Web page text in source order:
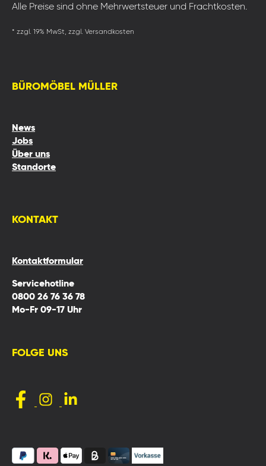
Alle Preise sind ohne Mehrwertsteuer und Frachtkosten.
* zzgl. 19% MwSt, zzgl. Versandkosten
BÜROMÖBEL MÜLLER
News
Jobs
Über uns
Standorte
KONTAKT
Kontaktformular
Servicehotline
0800 26 76 36 78
Mo-Fr 09-17 Uhr
FOLGE UNS